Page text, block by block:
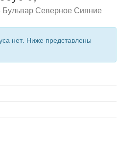
Северное Сияние
нет. Ниже представлены